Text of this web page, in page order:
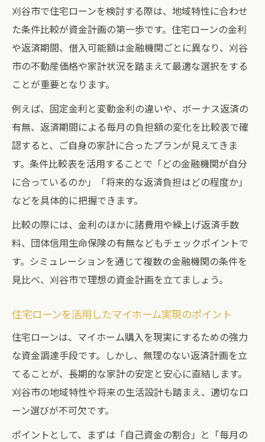
返済負担率別住宅ローン管理表で安心プラ
ン作成
住宅ローン返済が家計に与える影響とは
家計簿を活用した無理のない返済計画づく
り
固定金利・変動金利の選び方ガイド
ボーナス併用返済を検討する時の注意点
愛知県刈谷市で住宅ローンを検討するなら
刈谷市特有の住宅ローン事情比較表
愛知県刈谷市の固定資産税を知るポイント
住宅ローン審査で重視される条件とは何か
刈谷市の家計に合う住宅ローン選びのコツ
地元で人気の住宅ローンタイプをチェック
毎月の返済額を把握できる簡単シミュレーショ
ン
返済額早見表で簡単に住宅ローンを試算
3000万円35年ローンの月々返済シミュレー
ション
住宅ローン返済額を左右する要素とは
年収ごとの月々返済額の目安と注意点
無理のない返済計画を立てるための方法
固定資産税も考慮したリアルな購入予算術
刈谷市で住宅ローンを検討する際は、地域特性に合わせ
た条件比較が資金計画の第一歩です。住宅ローンの金利
や返済期間、借入可能額は金融機関ごとに異なり、刈谷
市の不動産価格や家計状況を踏まえて最適な選択をする
ことが重要となります。
例えば、固定金利と変動金利の違いや、ボーナス返済の
有無、返済期間による毎月の負担額の変化を比較表で確
認すると、ご自身の家計に合ったプランが見えてきま
す。条件比較表を活用することで「どの金融機関が自分
に合っているのか」「将来的な返済負担はどの程度か」
などを具体的に把握できます。
比較の際には、金利のほかに諸費用や繰上げ返済手数
料、団体信用生命保険の有無などもチェックポイントで
す。シミュレーションを通じて複数の金融機関の条件を
見比べ、刈谷市で理想の資金計画を立てましょう。
住宅ローンを活用したマイホーム実現のポイント
住宅ローンは、マイホーム購入を現実にするための強力
な資金調達手段です。しかし、無理のない返済計画を立
てることが、長期的な家計の安定と安心に直結します。
刈谷市の地域特性や将来の生活設計も踏まえ、適切なロ
ーン選びが不可欠です。
ポイントとして、まずは「自己資金の割合」と「毎月の